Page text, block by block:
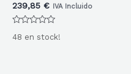
239,85 € IVA Incluido
con
48 en stock!